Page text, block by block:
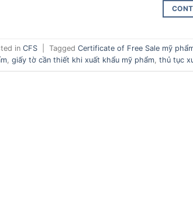
in CFS Tagged Certificate of Free Sale mỹ
, giấy tờ cần thiết khi xuất khẩu mỹ phẩm, thủ tục